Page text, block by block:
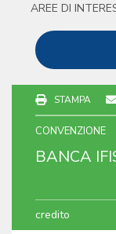
AREE DI
STAMPA
CONVENZIONE
BANCA
credito